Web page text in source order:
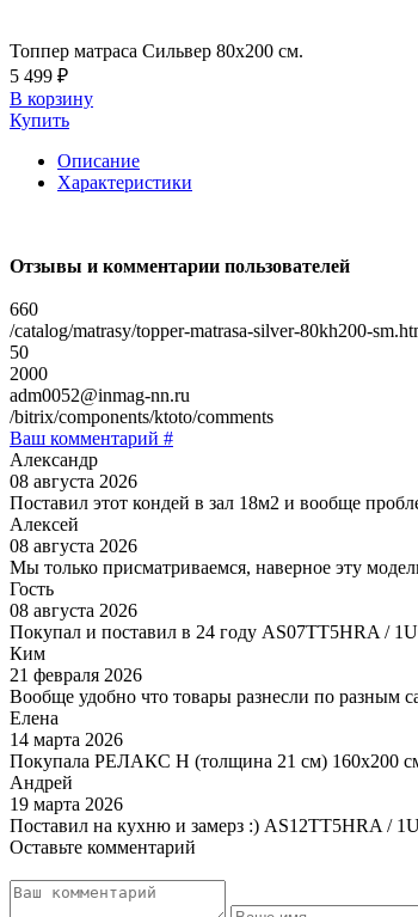
Топпер матраса Сильвер 80х200 см.
5 499 ₽
В корзину
Купить
Описание
Характеристики
Отзывы и комментарии пользователей
660
/catalog/matrasy/topper-matrasa-silver-80kh200-
50
2000
adm0052@inmag-nn.ru
/bitrix/components/ktoto/comments
Ваш комментарий #
Александр
08 августа 2026
Поставил этот кондей в зал 18м2 и вообще
Алексей
08 августа 2026
Мы только присматриваемся, наверное эту
Гость
08 августа 2026
Покупал и поставил в 24 году AS07TT5HRA /
Ким
21 февраля 2026
Вообще удобно что товары разнесли по разным
Елена
14 марта 2026
Покупала РЕЛАКС Н (толщина 21 см) 160х200
Андрей
19 марта 2026
Поставил на кухню и замерз :) AS12TT5HRA /
Оставьте комментарий